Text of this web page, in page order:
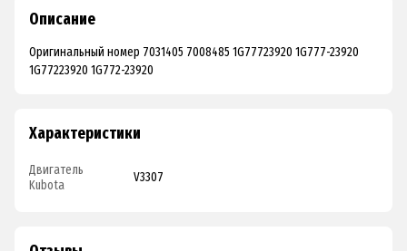
Описание
Оригинальный номер 7031405 7008485 1G77723920 1G777-23920
1G77223920 1G772-23920
Характеристики
Двигатель
Kubota
V3307